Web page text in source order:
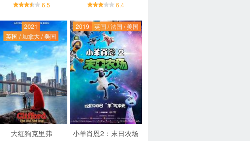
6.5 6.4
2021
英国 / 加拿大 / 美国
大红狗克里弗
2019 英国 / 法国 / 美国
小羊肖恩2：末日农场